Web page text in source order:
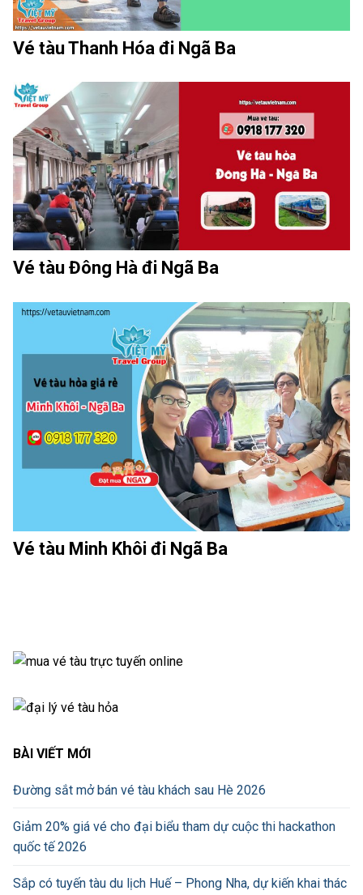
Vé tàu Thanh Hóa đi Ngã Ba
Vé tàu Đông Hà đi Ngã Ba
Vé tàu Minh Khôi đi Ngã Ba
BÀI VIẾT MỚI
Đường sắt mở bán vé tàu khách sau Hè 2026
Giảm 20% giá vé cho đại biểu tham dự cuộc thi hackathon
quốc tế 2026
Sắp có tuyến tàu du lịch Huế – Phong Nha, dự kiến khai thác